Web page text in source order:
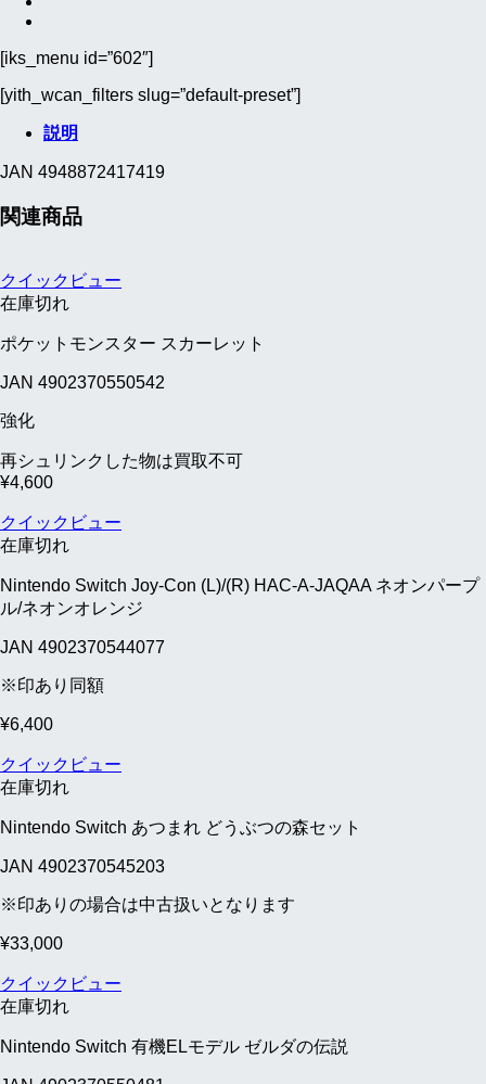
[iks_menu id=”602″]
[yith_wcan_filters slug=”default-preset”]
説明
JAN 4948872417419
関連商品
クイックビュー
在庫切れ
ポケットモンスター スカーレット
JAN 4902370550542
強化
再シュリンクした物は買取不可
¥4,600
クイックビュー
在庫切れ
Nintendo Switch Joy-Con (L)/(R) HAC-A-JAQAA ネオンパープ
ル/ネオンオレンジ
JAN 4902370544077
※印あり同額
¥6,400
クイックビュー
在庫切れ
Nintendo Switch あつまれ どうぶつの森セット
JAN 4902370545203
※印ありの場合は中古扱いとなります
¥33,000
クイックビュー
在庫切れ
Nintendo Switch 有機ELモデル ゼルダの伝説